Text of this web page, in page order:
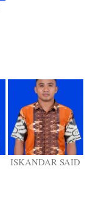
ISKANDAR SAID